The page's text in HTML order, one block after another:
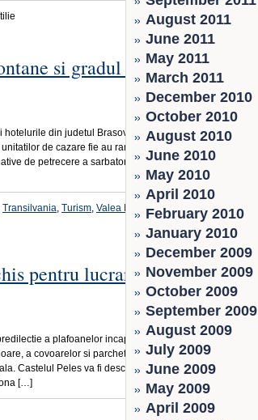
si gradul de
hotelurile din judetul Brasov au fost
de cazare fie au ramas la fel ca
de petrecere a sarbatorilor de iarna
Transilvania, Turism, Valea Prahovei by
pentru lucrari de
a plafoanelor incaperilor,
a covoarelor si parchetelor, care
Castelul Peles va fi deschis pentru
[…]
August 2011
June 2011
May 2011
March 2011
December 2010
October 2010
August 2010
June 2010
May 2010
April 2010
February 2010
January 2010
December 2009
November 2009
October 2009
September 2009
August 2009
July 2009
June 2009
May 2009
April 2009